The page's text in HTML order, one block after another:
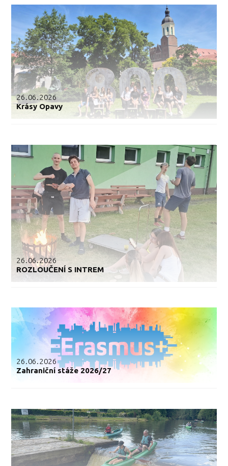
26.06.2026
Krásy Opavy
26.06.2026
ROZLOUČENÍ S INTREM
26.06.2026
Zahraniční stáže 2026/27